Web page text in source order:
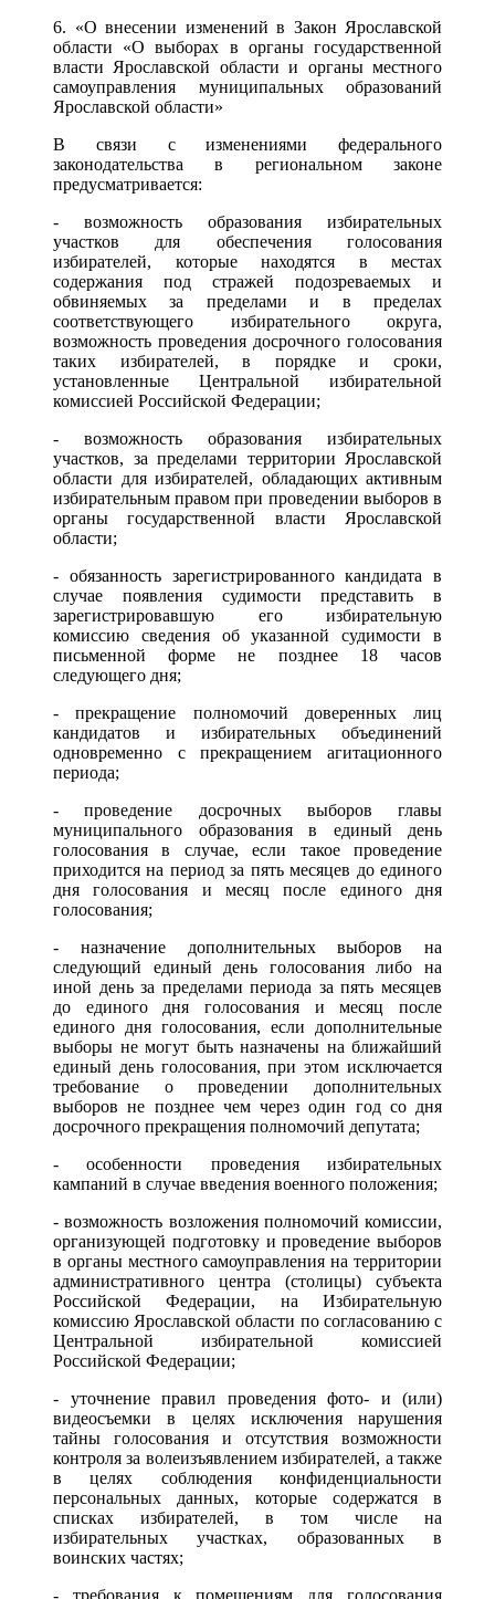
6. «О внесении изменений в Закон Ярославской
области «О выборах в органы государственной
власти Ярославской области и органы местного
самоуправления муниципальных образований
Ярославской области»
В связи с изменениями федерального
законодательства в региональном законе
предусматривается:
- возможность образования избирательных
участков для обеспечения голосования
избирателей, которые находятся в местах
содержания под стражей подозреваемых и
обвиняемых за пределами и в пределах
соответствующего избирательного округа,
возможность проведения досрочного голосования
таких избирателей, в порядке и сроки,
установленные Центральной избирательной
комиссией Российской Федерации;
- возможность образования избирательных
участков, за пределами территории Ярославской
области для избирателей, обладающих активным
избирательным правом при проведении выборов в
органы государственной власти Ярославской
области;
- обязанность зарегистрированного кандидата в
случае появления судимости представить в
зарегистрировавшую его избирательную
комиссию сведения об указанной судимости в
письменной форме не позднее 18 часов
следующего дня;
- прекращение полномочий доверенных лиц
кандидатов и избирательных объединений
одновременно с прекращением агитационного
периода;
- проведение досрочных выборов главы
муниципального образования в единый день
голосования в случае, если такое проведение
приходится на период за пять месяцев до единого
дня голосования и месяц после единого дня
голосования;
- назначение дополнительных выборов на
следующий единый день голосования либо на
иной день за пределами периода за пять месяцев
до единого дня голосования и месяц после
единого дня голосования, если дополнительные
выборы не могут быть назначены на ближайший
единый день голосования, при этом исключается
требование о проведении дополнительных
выборов не позднее чем через один год со дня
досрочного прекращения полномочий депутата;
- особенности проведения избирательных
кампаний в случае введения военного положения;
- возможность возложения полномочий комиссии,
организующей подготовку и проведение выборов
в органы местного самоуправления на территории
административного центра (столицы) субъекта
Российской Федерации, на Избирательную
комиссию Ярославской области по согласованию с
Центральной избирательной комиссией
Российской Федерации;
- уточнение правил проведения фото- и (или)
видеосъемки в целях исключения нарушения
тайны голосования и отсутствия возможности
контроля за волеизъявлением избирателей, а также
в целях соблюдения конфиденциальности
персональных данных, которые содержатся в
списках избирателей, в том числе на
избирательных участках, образованных в
воинских частях;
- требования к помещениям для голосования